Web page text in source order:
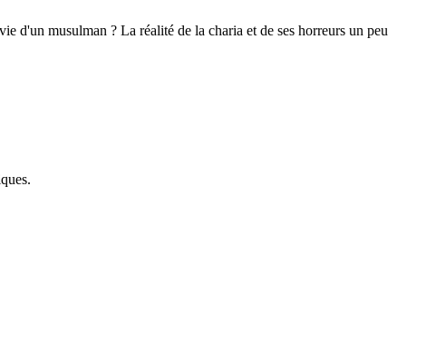
d'un musulman ? La réalité de la charia et de ses horreurs un peu